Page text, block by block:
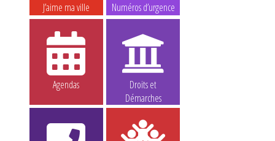
J’aime ma ville Numéros d’urgence
Agendas
Droits et
Démarches